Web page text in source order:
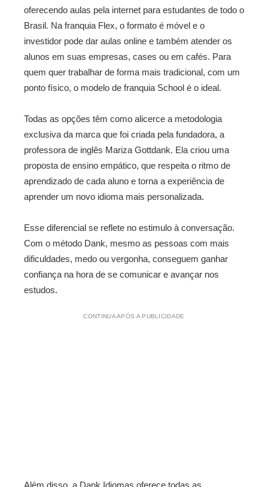
oferecendo aulas pela internet para estudantes de todo o
Brasil. Na franquia Flex, o formato é móvel e o
investidor pode dar aulas online e também atender os
alunos em suas empresas, cases ou em cafés. Para
quem quer trabalhar de forma mais tradicional, com um
ponto físico, o modelo de franquia School é o ideal.
Todas as opções têm como alicerce a metodologia
exclusiva da marca que foi criada pela fundadora, a
professora de inglês Mariza Gottdank. Ela criou uma
proposta de ensino empático, que respeita o ritmo de
aprendizado de cada aluno e torna a experiência de
aprender um novo idioma mais personalizada.
Esse diferencial se reflete no estimulo à conversação.
Com o método Dank, mesmo as pessoas com mais
dificuldades, medo ou vergonha, conseguem ganhar
confiança na hora de se comunicar e avançar nos
estudos.
CONTINUA APÓS A PUBLICIDADE
Além disso, a Dank Idiomas oferece todas as